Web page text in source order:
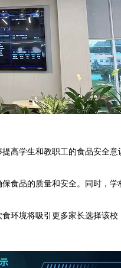
学生和教职工的食品安全
品的质量和安全。同时，
境将吸引更多家长选择该校